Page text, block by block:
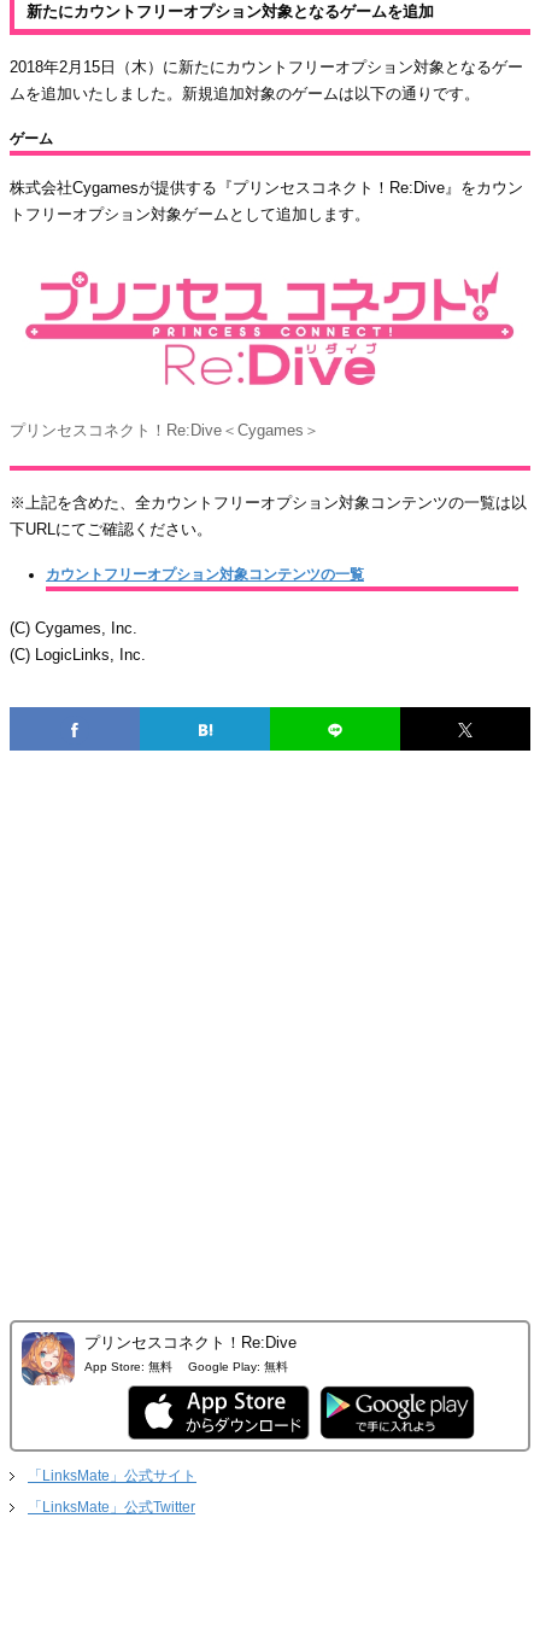
新たにカウントフリーオプション対象となるゲームを追加
2018年2月15日（木）に新たにカウントフリーオプション対象となるゲー
ムを追加いたしました。新規追加対象のゲームは以下の通りです。
ゲーム
株式会社Cygamesが提供する『プリンセスコネクト！Re:Dive』をカウン
トフリーオプション対象ゲームとして追加します。
プリンセスコネクト！Re:Dive＜Cygames＞
※上記を含めた、全カウントフリーオプション対象コンテンツの一覧は以
下URLにてご確認ください。
カウントフリーオプション対象コンテンツの一覧
(C) Cygames, Inc.
(C) LogicLinks, Inc.
プリンセスコネクト！Re:Dive
App Store: 無料 Google Play: 無料
「LinksMate」公式サイト
「LinksMate」公式Twitter